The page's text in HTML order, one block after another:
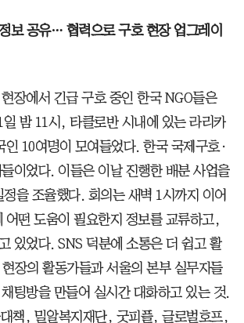
보 공유… 협력으로 구호 현장 업그레이
장에서 긴급 구호 중인 한국 NGO들은
밤 11시, 타클로반 시내에 있는 라리카
인 10여명이 모여들었다. 한국 국제구호·
이었다. 이들은 이날 진행한 배분 사업을
을 조율했다. 회의는 새벽 1시까지 이어
어떤 도움이 필요한지 정보를 교류하고,
있었다. SNS 덕분에 소통은 더 쉽고 활
장의 활동가들과 서울의 본부 실무자들
팅방을 만들어 실시간 대화하고 있는 것.
책, 밀알복지재단, 굿피플, 글로벌호프,